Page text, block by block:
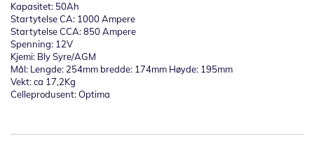
Kapasitet: 50Ah
Startytelse CA: 1000 Ampere
Startytelse CCA: 850 Ampere
Spenning: 12V
Kjemi: Bly Syre/AGM
Mål: Lengde: 254mm bredde: 174mm Høyde: 195mm
Vekt: ca 17,2Kg
Celleprodusent: Optima